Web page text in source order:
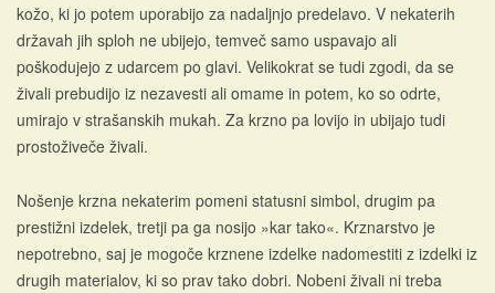
kožo, ki jo potem uporabijo za nadaljnjo predelavo. V nekaterih
državah jih sploh ne ubijejo, temveč samo uspavajo ali
poškodujejo z udarcem po glavi. Velikokrat se tudi zgodi, da se
živali prebudijo iz nezavesti ali omame in potem, ko so odrte,
umirajo v strašanskih mukah. Za krzno pa lovijo in ubijajo tudi
prostoživeče živali.
Nošenje krzna nekaterim pomeni statusni simbol, drugim pa
prestižni izdelek, tretji pa ga nosijo »kar tako«. Krznarstvo je
nepotrebno, saj je mogoče krznene izdelke nadomestiti z izdelki iz
drugih materialov, ki so prav tako dobri. Nobeni živali ni treba